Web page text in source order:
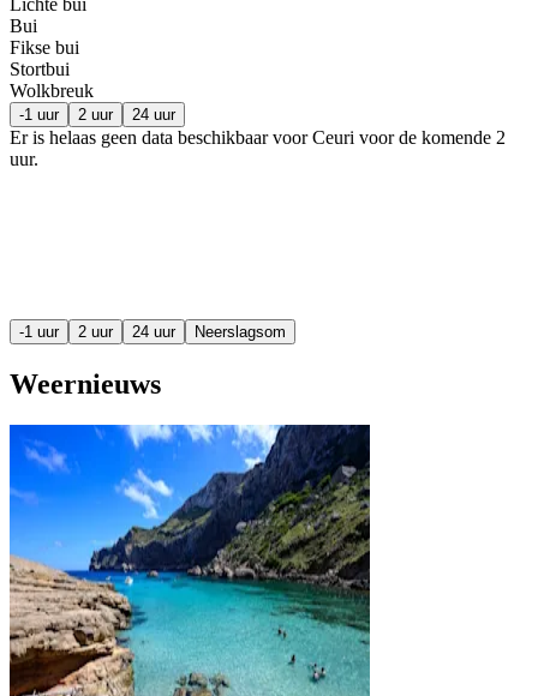
Bui
Fikse bui
Stortbui
Wolkbreuk
-1 uur 2 uur 24 uur
Er is helaas geen data beschikbaar voor Ceuri voor de komende 2
uur.
-1 uur 2 uur 24 uur Neerslagsom
Weernieuws